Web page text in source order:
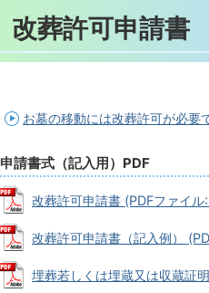
改葬許可申請書
お墓の移動には改葬許可が必要
申請書式（記入用）PDF
改葬許可申請書 (PDFファイ
改葬許可申請書（記入例）
埋葬若しくは埋蔵又は収蔵証